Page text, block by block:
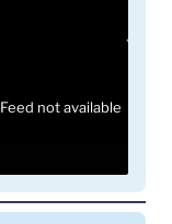
Feed not available